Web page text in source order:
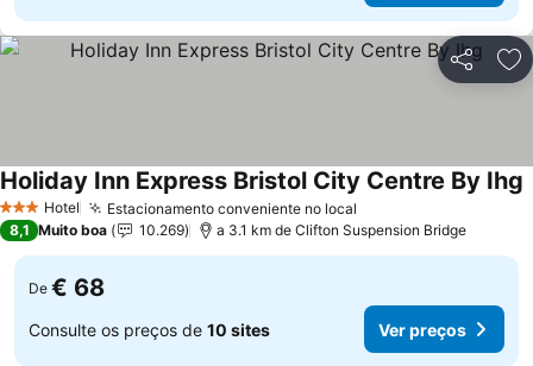
Partilhar
3 EstrelasHotel Estacionamento conveniente no local
Holiday Inn Express Bristol City Centre By Ihg
8,1 Muito boa 10.269 a 3.1 km de Clifton Suspension Bridge
De € 68
Consulte os preços de 10 sites Ver preços